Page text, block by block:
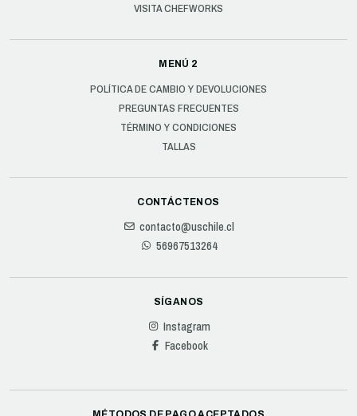
VISITA CHEFWORKS
MENÚ 2
POLÍTICA DE CAMBIO Y DEVOLUCIONES
PREGUNTAS FRECUENTES
TÉRMINO Y CONDICIONES
TALLAS
CONTÁCTENOS
contacto@uschile.cl
56967513264
SÍGANOS
Instagram
Facebook